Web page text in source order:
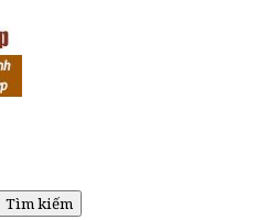
Tìm kiếm